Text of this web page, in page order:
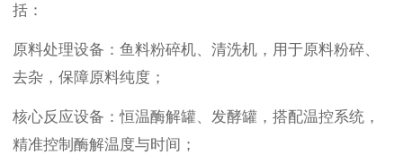
括：
原料处理设备：鱼料粉碎机、清洗机，用于原料粉碎、
去杂，保障原料纯度；
核心反应设备：恒温酶解罐、发酵罐，搭配温控系统，
精准控制酶解温度与时间；